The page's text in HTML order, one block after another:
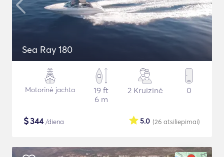
Sea Ray 180
Motorinė jachta
19 ft
6 m
2 Kruizinė 0
$344/diena (26 atsiliepimai)
5.0